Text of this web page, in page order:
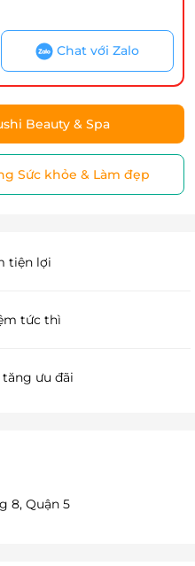
Chat với Zalo
Beauty & Spa
Sức khỏe & Làm đẹp
tiện lợi
tức thì
ưu đãi
8, Quận 5